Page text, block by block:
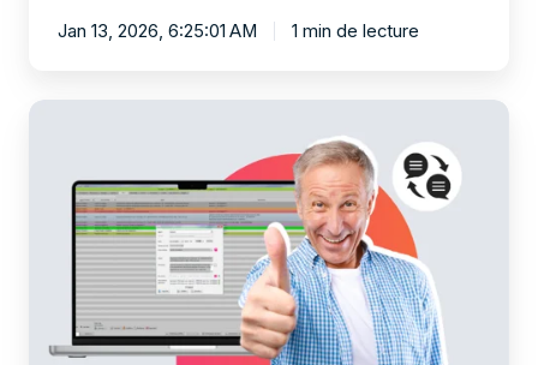
Jan 13, 2026, 6:25:01 AM 1 min de lecture
Comment
service
médiation
dettes
sacrifier
l’accompagnement